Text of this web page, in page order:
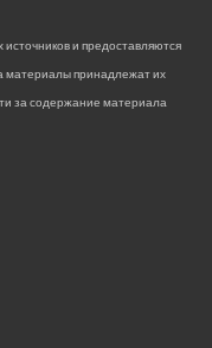
и предоставляются
материалы принадлежат их
за содержание материала